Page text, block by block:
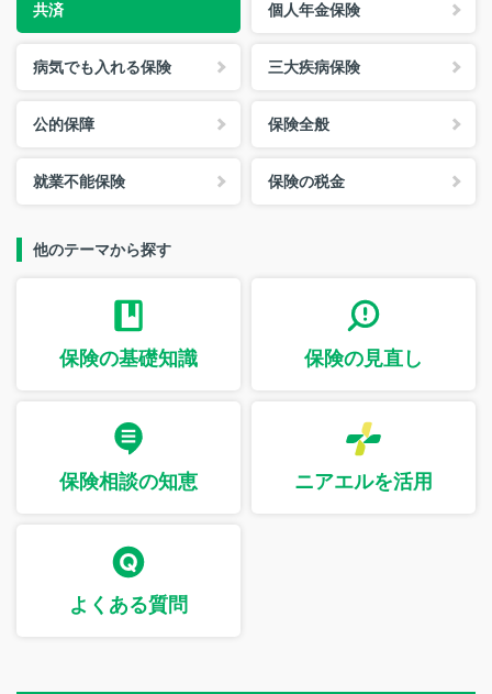
共済 個人年金保険
病気でも入れる保険 三大疾病保険
公的保障 保険全般
就業不能保険 保険の税金
他のテーマから探す
保険の基礎知識 保険の見直し
保険相談の知恵 ニアエルを活用
よくある質問